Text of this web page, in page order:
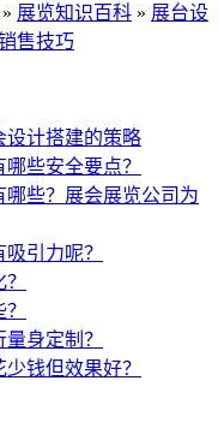
» 展览知识百科 » 展台设
售技巧
设计搭建的策略
些安全要点？
些？展会展览公司为
引力呢？
身定制？
钱但效果好？